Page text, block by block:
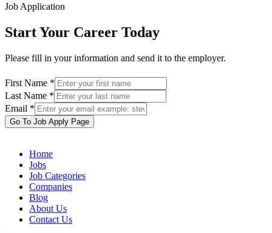
Job Application
Start Your Career Today
Please fill in your information and send it to the employer.
First Name *
Last Name *
Email *
Go To Job Apply Page
Home
Jobs
Job Categories
Companies
Blog
About Us
Contact Us